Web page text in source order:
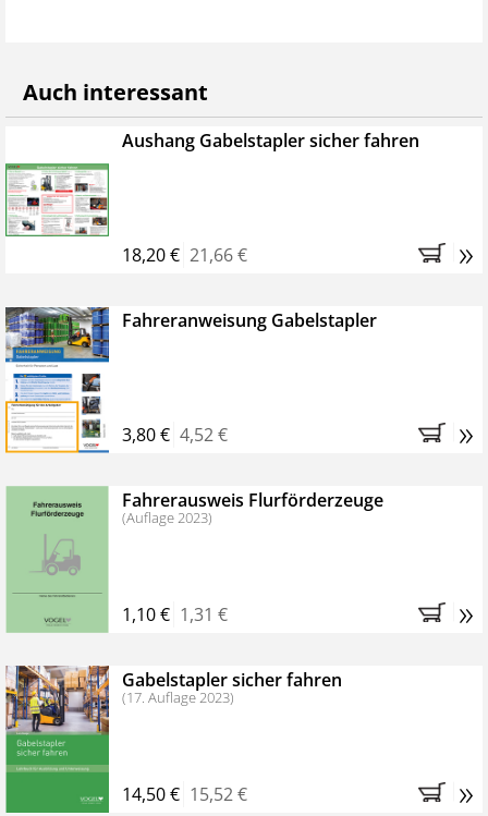
sind. Der Referent kann daraus Fragen für eine
Auch interessant
Aushang Gabelstapler sicher fahren
18,20 € 21,66 € »
Fahreranweisung Gabelstapler
3,80 € 4,52 € »
Fahrerausweis Flurförderzeuge
(Auflage 2023)
1,10 € 1,31 € »
Gabelstapler sicher fahren
(17. Auflage 2023)
14,50 € 15,52 € »